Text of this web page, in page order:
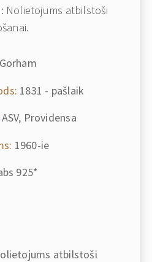
Nolietojums atbilstoši
Gorham
1831 - pašlaik
ASV, Providensa
1960-ie
925*
atbilstoši